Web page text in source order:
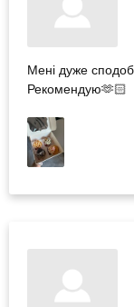
Мені дуже
Рекомендую🫶🏻